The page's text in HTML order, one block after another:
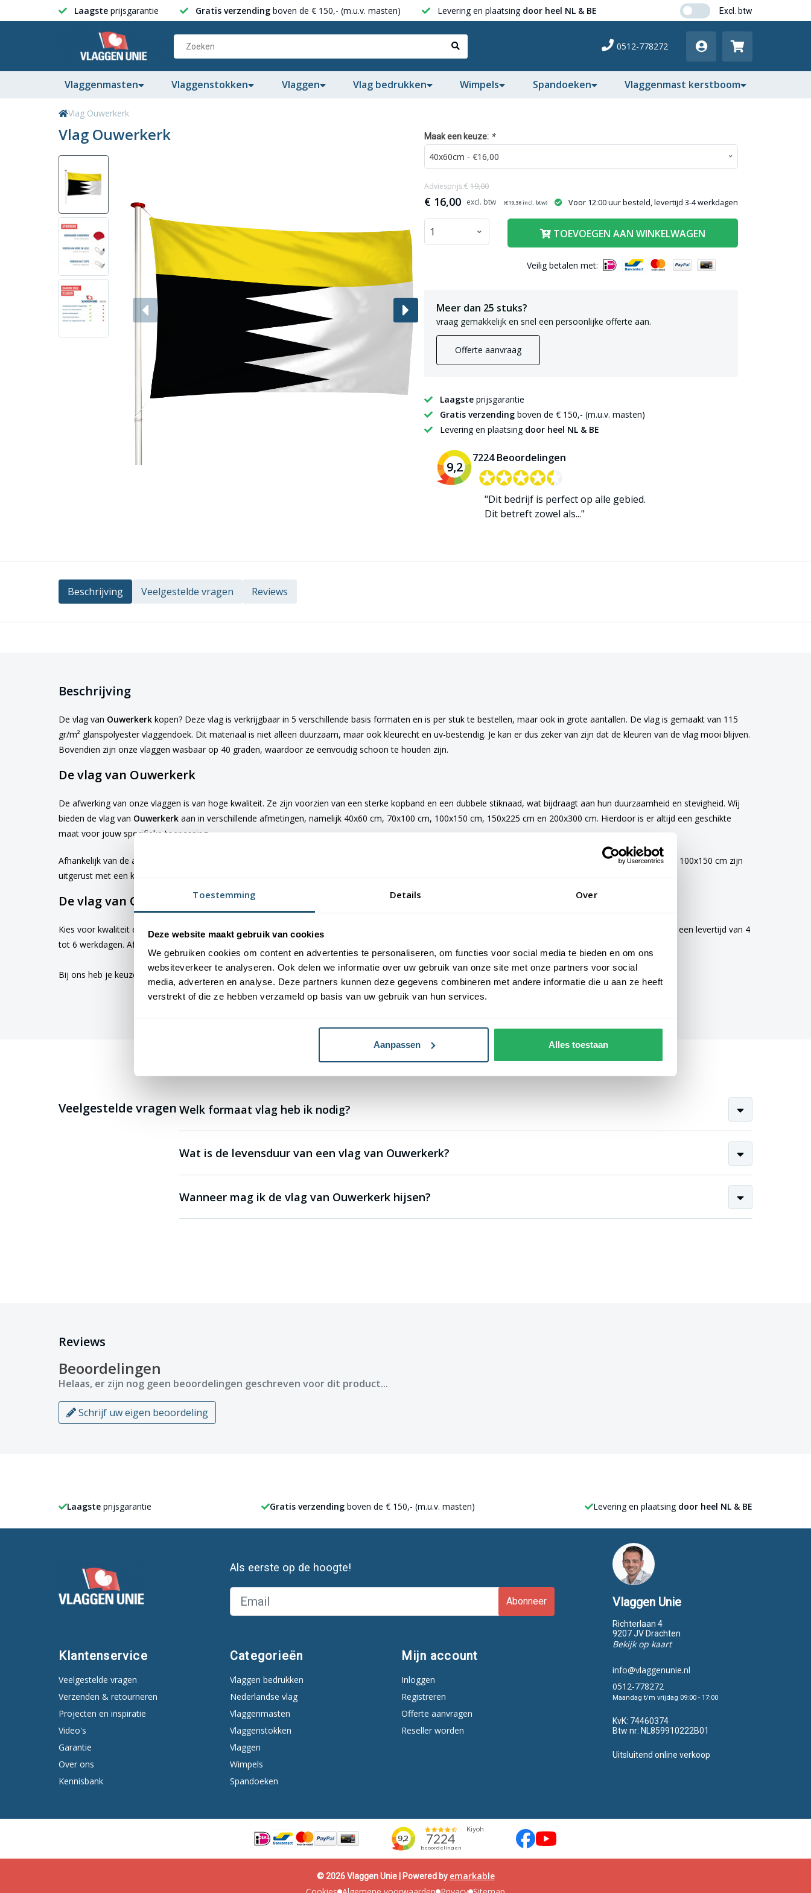
Toestemming Details Over
Deze website maakt gebruik van cookies
We gebruiken cookies om content en advertenties te personaliseren, om functies voor social media te bieden en om ons
websiteverkeer te analyseren. Ook delen we informatie over uw gebruik van onze site met onze partners voor social
media, adverteren en analyse. Deze partners kunnen deze gegevens combineren met andere informatie die u aan ze heeft
verstrekt of die ze hebben verzameld op basis van uw gebruik van hun services.
Aanpassen Alles toestaan
Laagste prijsgarantie Gratis verzending boven de € 150,- (m.u.v. masten) Levering en plaatsing door heel NL & BE
0512-778272
Vlaggenmasten Vlaggenstokken Vlaggen Vlag bedrukken Wimpels Spandoeken Vlaggenmast kerstboom
Vlag Ouwerkerk
Vlag Ouwerkerk Maak een keuze: *
€ 16,00 (€19,36incl. btw)
Adviesprijs:€19,00
Voor 12:00 uur besteld, levertijd 3-4 werkdagen
TOEVOEGEN AAN WINKELWAGEN
Veilig betalen met:
Meer dan 25 stuks?
vraag gemakkelijk en snel een persoonlijke offerte aan.
Offerte aanvraag
Laagste prijsgarantie
Gratis verzending boven de € 150,- (m.u.v. masten)
Levering en plaatsing door heel NL & BE
9,2
7224 Beoordelingen
✪✪✪✪✪
✪✪✪✪✪
"Dit bedrijf is perfect op alle gebied.
Dit betreft zowel als..."
Beschrijving Veelgestelde vragen Reviews
Beschrijving
De vlag van Ouwerkerk kopen? Deze vlag is verkrijgbaar in 5 verschillende basis formaten en is per stuk te bestellen, maar ook in grote aantallen. De vlag is gemaakt van 115
gr/m² glanspolyester vlaggendoek. Dit materiaal is niet alleen duurzaam, maar ook kleurecht en uv-bestendig. Je kan er dus zeker van zijn dat de kleuren van de vlag mooi blijven.
Bovendien zijn onze vlaggen wasbaar op 40 graden, waardoor ze eenvoudig schoon te houden zijn.
De vlag van Ouwerkerk
De afwerking van onze vlaggen is van hoge kwaliteit. Ze zijn voorzien van een sterke kopband en een dubbele stiknaad, wat bijdraagt aan hun duurzaamheid en stevigheid. Wij
bieden de vlag van Ouwerkerk aan in verschillende afmetingen, namelijk 40x60 cm, 70x100 cm, 100x150 cm, 150x225 cm en 200x300 cm. Hierdoor is er altijd een geschikte
maat voor jouw specifieke toepassing
Afhankelijk van de afmetingen die je kiest, worden de vlaggen voorzien van verschillende bevestigingsmogelijkheden. De vlaggen van 40x60 cm, 70x100 cm en 100x150 cm zijn
uitgerust met een koord en lusje, terwijl de grotere maten van 150x225 cm en 200x300 cm zijn voorzien van clips.
De vlag van Ouwerkerk bestellen
Kies voor kwaliteit en betrouwbaarheid met vlaggen van Vlaggen Unie. Alle dorps- en stadsvlaggen worden met de grootst mogelijke zorg gemaakt en hebben een levertijd van 4
tot 6 werkdagen. Afhankelijk van de locatie hebben vlaggen een gemiddelde levensduur van 3 tot 6 maanden.
Bij ons heb je keuze uit alledorps- en stadsvlaggenvan Nederland.
Veelgestelde vragen Welk formaat vlag heb ik nodig?
Wat is de levensduur van een vlag van Ouwerkerk?
Wanneer mag ik de vlag van Ouwerkerk hijsen?
Reviews
Beoordelingen
Helaas, er zijn nog geen beoordelingen geschreven voor dit product...
Schrijf uw eigen beoordeling
Laagste prijsgarantie Gratis verzending boven de € 150,- (m.u.v. masten) Levering en plaatsing door heel NL & BE
Als eerste op de hoogte!
Abonneer
Klantenservice
Veelgestelde vragen
Verzenden & retourneren
Projecten en inspiratie
Video's
Garantie
Over ons
Kennisbank
Categorieën
Vlaggen bedrukken
Nederlandse vlag
Vlaggenmasten
Vlaggenstokken
Vlaggen
Wimpels
Spandoeken
Mijn account
Inloggen
Registreren
Offerte aanvragen
Reseller worden
Vlaggen Unie
Richterlaan 4
9207 JV Drachten
Bekijk op kaart
info@vlaggenunie.nl
0512-778272
Maandag t/m vrijdag 09:00 - 17:00
KvK: 74460374
Btw nr: NL859910222B01
Uitsluitend online verkoop
© 2026 Vlaggen Unie | Powered by emarkable